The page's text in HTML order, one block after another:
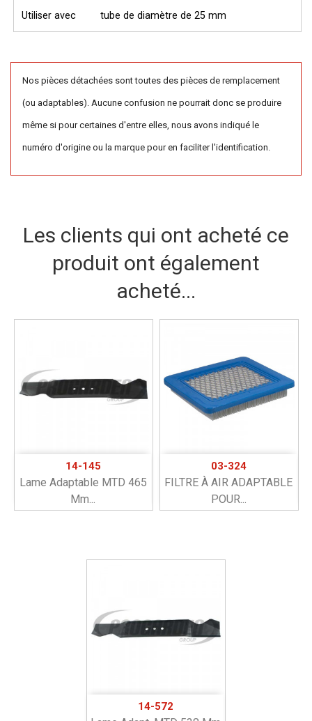
Utiliser avec tube de diamètre de 25 mm
Nos pièces détachées sont toutes des pièces de remplacement
(ou adaptables). Aucune confusion ne pourrait donc se produire
même si pour certaines d'entre elles, nous avons indiqué le
numéro d'origine ou la marque pour en faciliter l'identification.
Les clients qui ont acheté ce
produit ont également
acheté...
14-145
Lame Adaptable MTD 465
Mm...
03-324
FILTRE À AIR ADAPTABLE
POUR...
14-572